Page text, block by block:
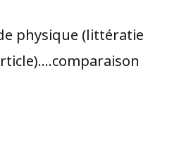
physique (littératie